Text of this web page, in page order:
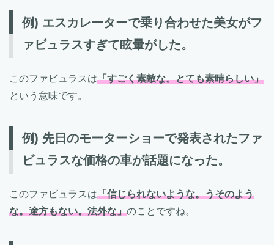
例) エスカレーターで乗り合わせた美女がフ
ァビュラスすぎて眩暈がした。
このファビュラスは「すごく素敵な。とても素晴らしい」
という意味です。
例) 先日のモーターショーで発表されたファ
ビュラスな価格の車が話題になった。
このファビュラスは「信じられないような。うそのよう
な。途方もない。法外な」のことですね。